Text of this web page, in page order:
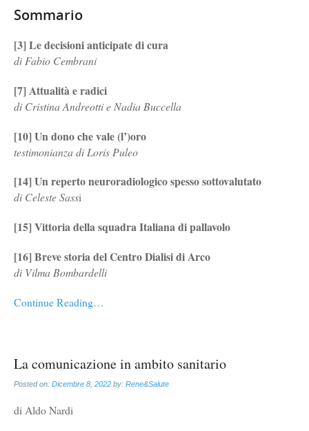
Sommario
[3] Le decisioni anticipate di cura
di Fabio Cembrani
[7] Attualità e radici
di Cristina Andreotti e Nadia Buccella
[10] Un dono che vale (l’)oro
testimonianza di Loris Puleo
[14] Un reperto neuroradiologico spesso sottovalutato
di Celeste Sassi
[15] Vittoria della squadra Italiana di pallavolo
[16] Breve storia del Centro Dialisi di Arco
di Vilma Bombardelli
Continue Reading…
La comunicazione in ambito sanitario
Posted on: Dicembre 8, 2022 by: Rene&Salute
di Aldo Nardi